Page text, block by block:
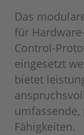
Das
für
Control-
eingesetzt
bietet
Fähigkeiten.